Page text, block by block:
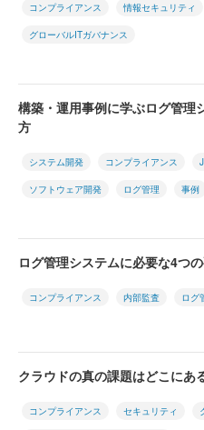
コンプライアンス 情報セキュリティ
グローバルITガバナンス
構築・運用事例に学ぶログ管理
方
システム開発 コンプライアンス
ソフトウェア開発 ログ管理 事例
ログ管理システムに必要な4つ
コンプライアンス 内部監査 ログ
クラウドの真の課題はどこにあ
コンプライアンス セキュリティ